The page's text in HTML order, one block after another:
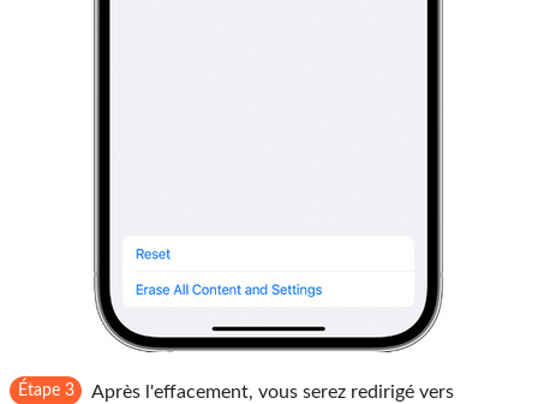
Étape 3 Après l'effacement, vous serez redirigé vers